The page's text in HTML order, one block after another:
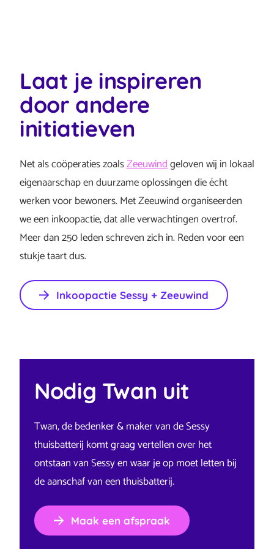
Laat je inspireren
door andere
initiatieven
Net als coöperaties zoalsZeeuwindgeloven wij in lokaal
eigenaarschap en duurzame oplossingen die écht
werken voor bewoners. Met Zeeuwind organiseerden
we een inkoopactie, dat alle verwachtingen overtrof.
Meer dan 250 leden schreven zich in. Reden voor een
stukje taart dus.
Inkoopactie Sessy + Zeeuwind
Nodig Twan uit
Twan, de bedenker & maker van de Sessy
thuisbatterij komt graag vertellen over het
ontstaan van Sessy en waar je op moet letten bij
de aanschaf van een thuisbatterij.
Maak een afspraak